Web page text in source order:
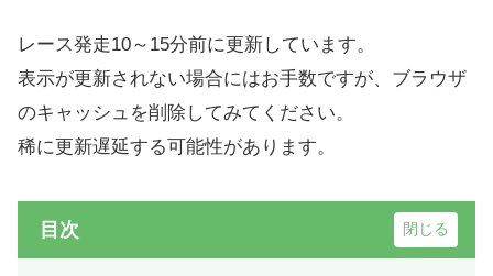
レース発走10～15分前に更新しています。
表示が更新されない場合にはお手数ですが、ブラウザ
のキャッシュを削除してみてください。
稀に更新遅延する可能性があります。
目次